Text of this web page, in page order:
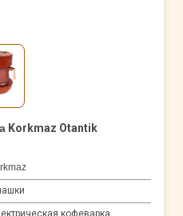
Korkmaz Otantik
кофеварка